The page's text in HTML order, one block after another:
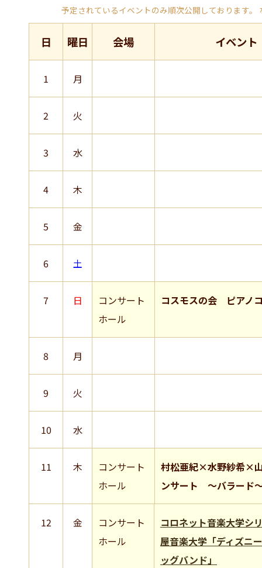
予定されているイベントのみ順次公開しております
日 曜日 会場 イベント
1 月
2 火
3 水
4 木
5 金
6 土
7 日
コンサート
ホール
コスモスの会 ピアノ
8 月
9 火
10 水
11 木
コンサート
ホール
村松亜紀×水野紗希×
ンサート ～バラード
12 金
コンサート
ホール
コロネット音楽大学シ
屋音楽大学「ディズニ
ッグバンド」